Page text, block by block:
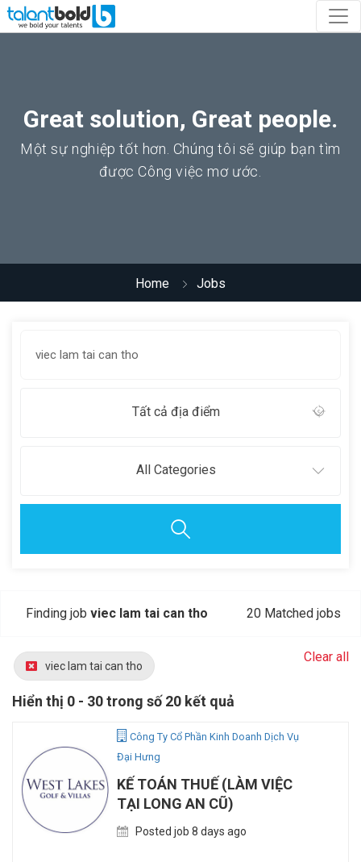
Great solution, Great people.
Một sự nghiệp tốt hơn. Chúng tôi sẽ giúp bạn tìm
được Công việc mơ ước.
Home Jobs
Tất cả địa điểm
All Categories
Finding job viec lam tai can tho 20 Matched jobs
viec lam tai can tho
Clear all
Hiển thị 0 - 30 trong số 20 kết quả
Công Ty Cổ Phần Kinh Doanh Dịch Vụ
Đại Hưng
KẾ TOÁN THUẾ (LÀM VIỆC
TẠI LONG AN CŨ)
Posted job 8 days ago